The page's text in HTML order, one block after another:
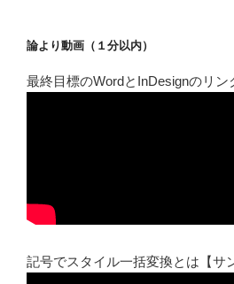
論より動画（１分以内）
最終目標のWordとInDesignのリン
記号でスタイル一括変換とは【サ